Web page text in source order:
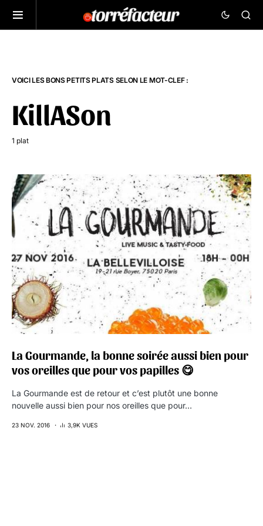
VOICI LES BONS PETITS PLATS SELON LE MOT-CLEF :
KillASon
1 plat
La Gourmande, la bonne soirée aussi bien pour
vos oreilles que pour vos papilles 😋
La Gourmande est de retour et c’est plutôt une bonne
nouvelle aussi bien pour nos oreilles que pour…
23 NOV. 2016 3,9K VUES